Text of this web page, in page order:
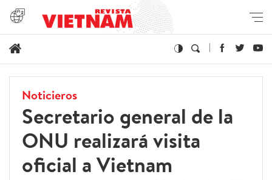
Noticieros
Secretario general de la
ONU realizará visita
oficial a Vietnam